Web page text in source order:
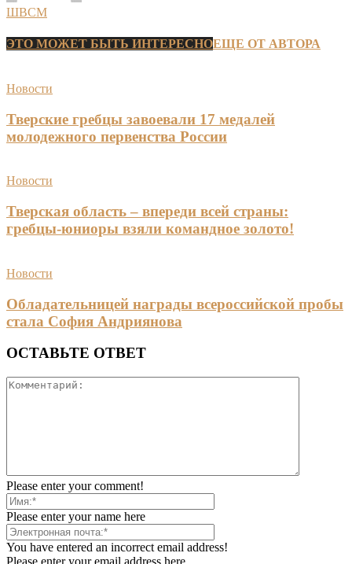
ШВСМ
ЭТО МОЖЕТ БЫТЬ ИНТЕРЕСНОЕЩЕ ОТ АВТОРА
Новости
Тверские гребцы завоевали 17 медалей
молодежного первенства России
Новости
Тверская область – впереди всей страны:
гребцы-юниоры взяли командное золото!
Новости
Обладательницей награды всероссийской пробы
стала София Андриянова
ОСТАВЬТЕ ОТВЕТ
Please enter your comment!
Please enter your name here
You have entered an incorrect email address!
Please enter your email address here